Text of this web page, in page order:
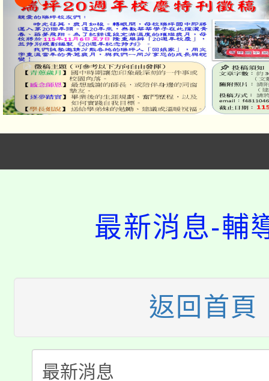
場熱烈登場!
8/21下午1時於龍潭區
徵才活動。
YOUNG桃局內行報名
局官網。
115年桃園市運動會8/
田徑場及游泳池舉行。
視費優惠，中低收入戶
大園自造教育及科技中
最新消息-輔
返回首頁